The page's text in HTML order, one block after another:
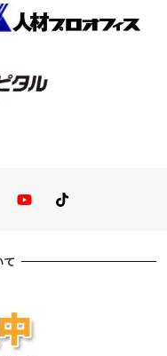
You TubeTikTok